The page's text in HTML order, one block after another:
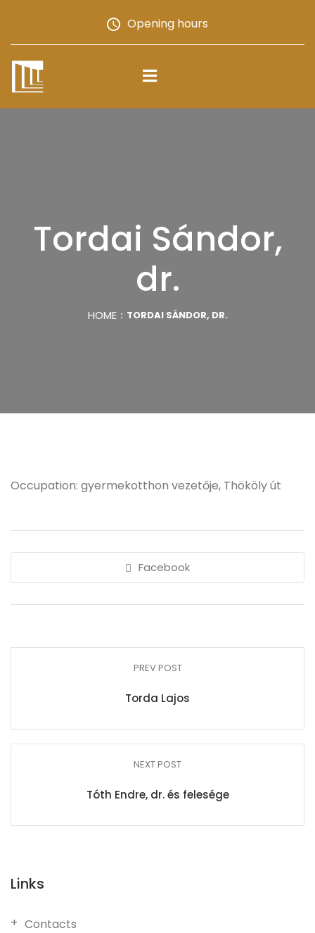
Opening hours
Tordai Sándor,
dr.
HOME TORDAI SÁNDOR, DR.
Occupation: gyermekotthon vezetője, Thököly út
Facebook
PREV POST
Torda Lajos
NEXT POST
Tóth Endre, dr. és felesége
Links
Contacts